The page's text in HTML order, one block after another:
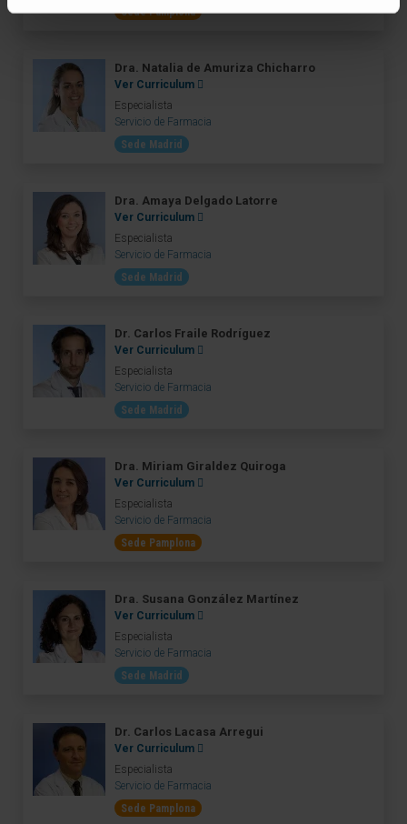
Sede Pamplona
Dra. Natalia de Amuriza Chicharro
Ver Curriculum
Especialista
Servicio de Farmacia
Sede Madrid
Dra. Amaya Delgado Latorre
Ver Curriculum
Especialista
Servicio de Farmacia
Sede Madrid
Dr. Carlos Fraile Rodríguez
Ver Curriculum
Especialista
Servicio de Farmacia
Sede Madrid
Dra. Miriam Giraldez Quiroga
Ver Curriculum
Especialista
Servicio de Farmacia
Sede Pamplona
Dra. Susana González Martínez
Ver Curriculum
Especialista
Servicio de Farmacia
Sede Madrid
Dr. Carlos Lacasa Arregui
Ver Curriculum
Especialista
Servicio de Farmacia
Sede Pamplona